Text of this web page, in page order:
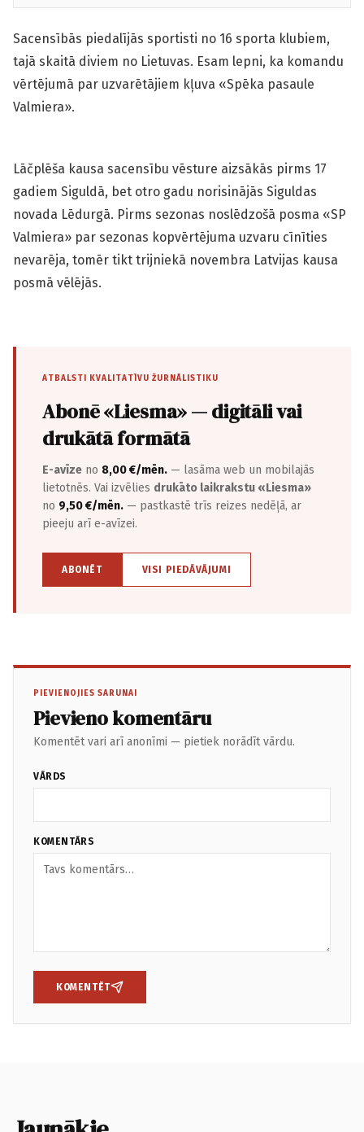
Sacensībās piedalījās sportisti no 16 sporta klubiem,
tajā skaitā diviem no Lietuvas. Esam lepni, ka komandu
vērtējumā par uzvarētājiem kļuva «Spēka pasaule
Valmiera».
Lāčplēša kausa sacensību vēsture aizsākās pirms 17
gadiem Siguldā, bet otro gadu norisinājās Siguldas
novada Lēdurgā. Pirms sezonas noslēdzošā posma «SP
Valmiera» par sezonas kopvērtējuma uzvaru cīnīties
nevarēja, tomēr tikt trijniekā novembra Latvijas kausa
posmā vēlējās.
ATBALSTI KVALITATĪVU ŽURNĀLISTIKU
Abonē «Liesma» — digitāli vai
drukātā formātā
E-avīze no 8,00 €/mēn. — lasāma web un mobilajās
lietotnēs. Vai izvēlies drukāto laikrakstu «Liesma»
no 9,50 €/mēn. — pastkastē trīs reizes nedēļā, ar
pieeju arī e-avīzei.
ABONĒT VISI PIEDĀVĀJUMI
PIEVIENOJIES SARUNAI
Pievieno komentāru
Komentēt vari arī anonīmi — pietiek norādīt vārdu.
VĀRDS
KOMENTĀRS
KOMENTĒT